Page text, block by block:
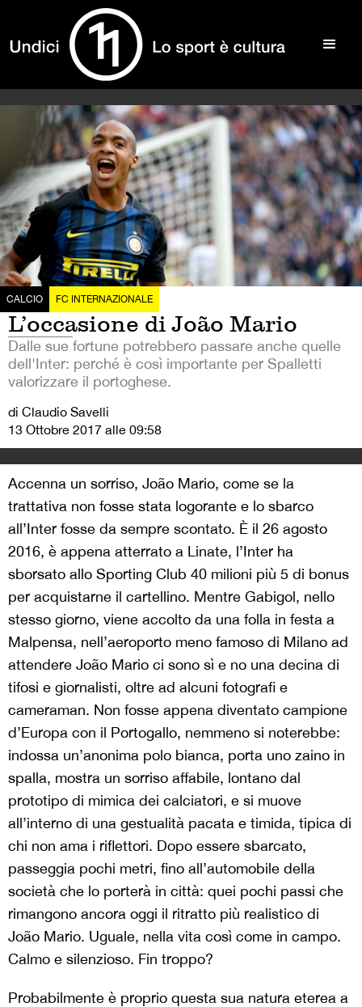
CALCIO FC INTERNAZIONALE
L’occasione di João Mario
Dalle sue fortune potrebbero passare anche quelle
dell'Inter: perché è così importante per Spalletti
valorizzare il portoghese.
di Claudio Savelli
13 Ottobre 2017 alle 09:58
Accenna un sorriso, João Mario, come se la
trattativa non fosse stata logorante e lo sbarco
all’Inter fosse da sempre scontato. È il 26 agosto
2016, è appena atterrato a Linate, l’Inter ha
sborsato allo Sporting Club 40 milioni più 5 di bonus
per acquistarne il cartellino. Mentre Gabigol, nello
stesso giorno, viene accolto da una folla in festa a
Malpensa, nell’aeroporto meno famoso di Milano ad
attendere João Mario ci sono sì e no una decina di
tifosi e giornalisti, oltre ad alcuni fotografi e
cameraman. Non fosse appena diventato campione
d’Europa con il Portogallo, nemmeno si noterebbe:
indossa un’anonima polo bianca, porta uno zaino in
spalla, mostra un sorriso affabile, lontano dal
prototipo di mimica dei calciatori, e si muove
all’interno di una gestualità pacata e timida, tipica di
chi non ama i riflettori. Dopo essere sbarcato,
passeggia pochi metri, fino all’automobile della
società che lo porterà in città: quei pochi passi che
rimangono ancora oggi il ritratto più realistico di
João Mario. Uguale, nella vita così come in campo.
Calmo e silenzioso. Fin troppo?
Probabilmente è proprio questa sua natura eterea a